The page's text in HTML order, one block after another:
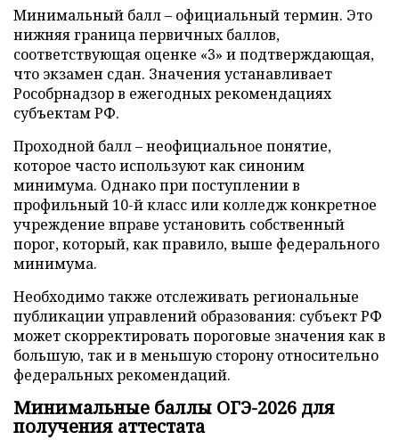
Минимальный балл – официальный термин. Это
нижняя граница первичных баллов,
соответствующая оценке «3» и подтверждающая,
что экзамен сдан. Значения устанавливает
Рособрнадзор в ежегодных рекомендациях
субъектам РФ.
Проходной балл – неофициальное понятие,
которое часто используют как синоним
минимума. Однако при поступлении в
профильный 10-й класс или колледж конкретное
учреждение вправе установить собственный
порог, который, как правило, выше федерального
минимума.
Необходимо также отслеживать региональные
публикации управлений образования: субъект РФ
может скорректировать пороговые значения как в
большую, так и в меньшую сторону относительно
федеральных рекомендаций.
Минимальные баллы ОГЭ-2026 для
получения аттестата